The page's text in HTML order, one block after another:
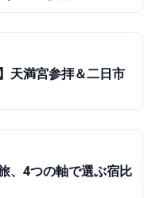
天満宮参拝＆二日市
、4つの軸で選ぶ宿比